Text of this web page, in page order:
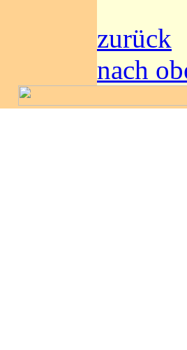
zurück
nach